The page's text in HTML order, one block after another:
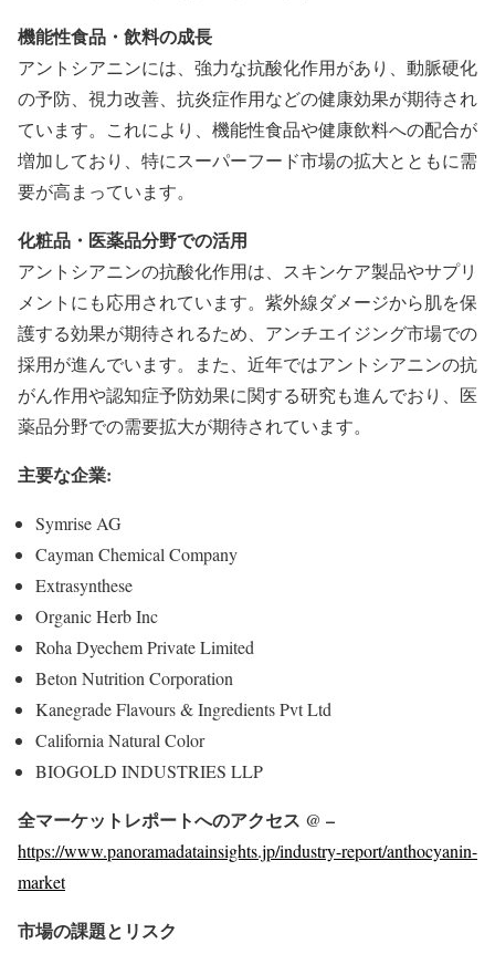
機能性食品・飲料の成長
アントシアニンには、強力な抗酸化作用があり、動脈硬化
の予防、視力改善、抗炎症作用などの健康効果が期待され
ています。これにより、機能性食品や健康飲料への配合が
増加しており、特にスーパーフード市場の拡大とともに需
要が高まっています。
化粧品・医薬品分野での活用
アントシアニンの抗酸化作用は、スキンケア製品やサプリ
メントにも応用されています。紫外線ダメージから肌を保
護する効果が期待されるため、アンチエイジング市場での
採用が進んでいます。また、近年ではアントシアニンの抗
がん作用や認知症予防効果に関する研究も進んでおり、医
薬品分野での需要拡大が期待されています。
主要な企業:
Symrise AG
Cayman Chemical Company
Extrasynthese
Organic Herb Inc
Roha Dyechem Private Limited
Beton Nutrition Corporation
Kanegrade Flavours & Ingredients Pvt Ltd
California Natural Color
BIOGOLD INDUSTRIES LLP
全マーケットレポートへのアクセス @ –
https://www.panoramadatainsights.jp/industry-report/anthocyanin-
market
市場の課題とリスク